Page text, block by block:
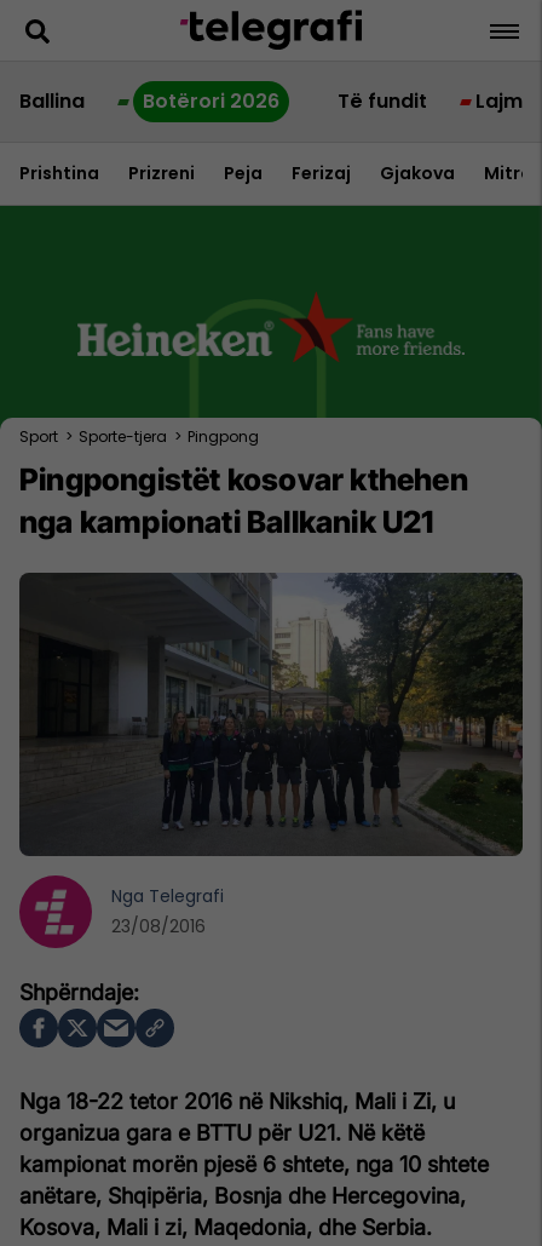
Ballina Botërori 2026 Të fundit Lajme
Prishtina Prizreni Peja Ferizaj Gjakova
Sport > Sporte-tjera > Pingpong
Pingpongistët kosovar kthehen
nga kampionati Ballkanik U21
Nga 18-22 tetor 2016 në Nikshiq, Mali i Zi, u
organizua gara e BTTU për U21. Në këtë
kampionat morën pjesë 6 shtete, nga 10 shtete
anëtare, Shqipëria, Bosnja dhe Hercegovina,
Kosova, Mali i zi, Maqedonia, dhe Serbia.
Nga Telegrafi
23/08/2016